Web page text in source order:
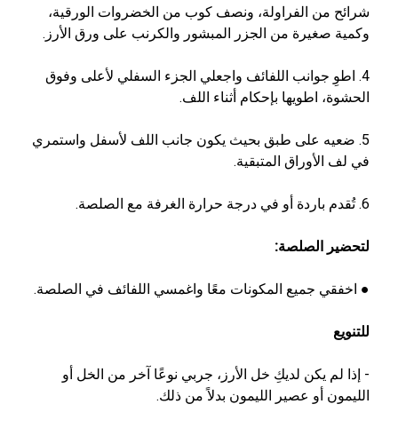
شرائح من الفراولة، ونصف كوب من الخضروات الورقية،
وكمية صغيرة من الجزر المبشور والكرنب على ورق الأرز.
4. اطوِ جوانب اللفائف واجعلي الجزء السفلي لأعلى وفوق
الحشوة، اطويها بإحكام أثناء اللف.
5. ضعيه على طبق بحيث يكون جانب اللف لأسفل واستمري
في لف الأوراق المتبقية.
6. تُقدم باردة أو في درجة حرارة الغرفة مع الصلصة.
لتحضير الصلصة:
● اخفقي جميع المكونات معًا واغمسي اللفائف في الصلصة.
‏للتنويع
- إذا لم يكن لديكِ خل الأرز، جربي نوعًا آخر من الخل أو
الليمون أو عصير الليمون بدلاً من ذلك.